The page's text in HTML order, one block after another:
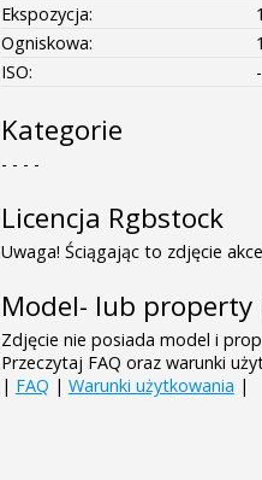
Ekspozycja:
Ogniskowa:
ISO:
Kategorie
- - - -
Licencja Rgbstock
Uwaga! Ściągając to zdjęcie
Model- lub property
Zdjęcie nie posiada model i
Przeczytaj FAQ oraz warunki
| FAQ | Warunki użytkowania |